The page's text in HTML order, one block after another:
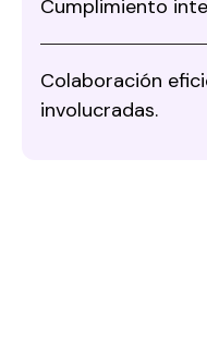
Cumplimiento
Colaboración
involucradas.